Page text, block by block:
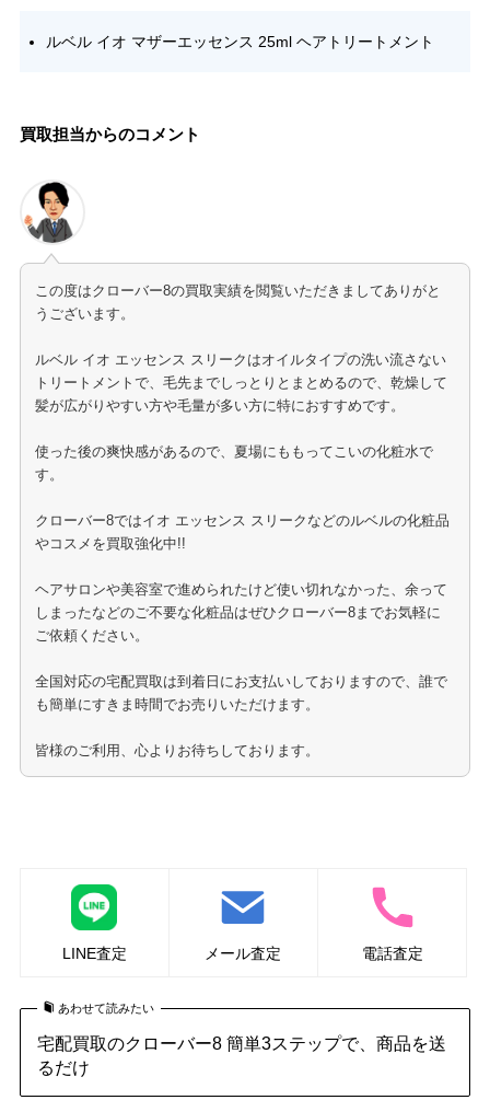
ルベル イオ マザーエッセンス 25ml ヘアトリートメント
買取担当からのコメント
この度はクローバー8の買取実績を閲覧いただきましてありがと
うございます。
ルベル イオ エッセンス スリークはオイルタイプの洗い流さない
トリートメントで、毛先までしっとりとまとめるので、乾燥して
髪が広がりやすい方や毛量が多い方に特におすすめです。
使った後の爽快感があるので、夏場にももってこいの化粧水で
す。
クローバー8ではイオ エッセンス スリークなどのルベルの化粧品
やコスメを買取強化中!!
ヘアサロンや美容室で進められたけど使い切れなかった、余って
しまったなどのご不要な化粧品はぜひクローバー8までお気軽に
ご依頼ください。
全国対応の宅配買取は到着日にお支払いしておりますので、誰で
も簡単にすきま時間でお売りいただけます。
皆様のご利用、心よりお待ちしております。
LINE査定 メール査定 電話査定
あわせて読みたい
宅配買取のクローバー8 簡単3ステップで、商品を送
るだけ